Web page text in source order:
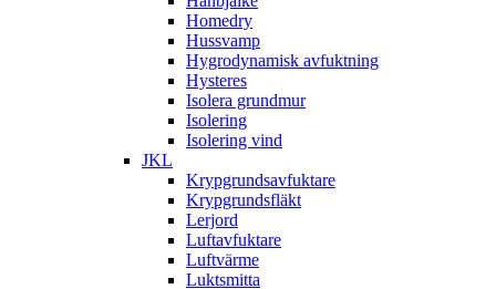
Homedry
Hussvamp
Hygrodynamisk avfuktning
Hysteres
Isolera grundmur
Isolering
Isolering vind
JKL
Krypgrundsavfuktare
Krypgrundsfläkt
Lerjord
Luftavfuktare
Luftvärme
Luktsmitta